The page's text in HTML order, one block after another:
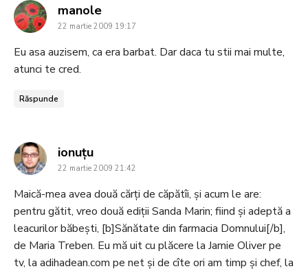
manolesays:
22 martie 2009 19:17
Eu asa auzisem, ca era barbat. Dar daca tu stii mai multe,
atunci te cred.
Răspunde
ionuţusays:
22 martie 2009 21:42
Maică-mea avea două cărţi de căpătîi, şi acum le are:
pentru gătit, vreo două ediţii Sanda Marin; fiind şi adeptă a
leacurilor băbeşti, [b]Sănătate din farmacia Domnului[/b],
de Maria Treben. Eu mă uit cu plăcere la Jamie Oliver pe
tv, la adihadean.com pe net şi de cîte ori am timp şi chef, la